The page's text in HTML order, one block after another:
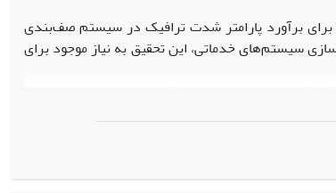
برای برآورد پارامتر شدت ترافیک در سیستم صف‌بندی
سیستم‌های خدماتی، این تحقیق به نیاز موجود برای
و یک مجموعه‌داده واقعی ارزیابی گردید.
شد.